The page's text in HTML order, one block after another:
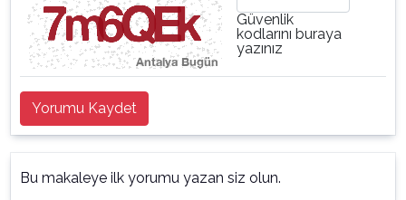
Güvenlik
kodlarını buraya
yazınız
Yorumu Kaydet
Bu makaleye ilk yorumu yazan siz olun.